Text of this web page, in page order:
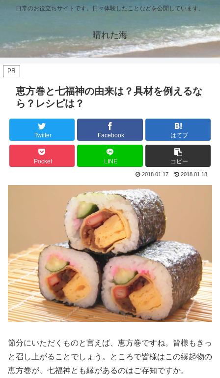
日常のお役立ちサイトです。日々体験したことなどを公開しています。
晴れた海
PR
恵方巻と七福神の由来は？具材を例えるな
ら？レシピは？
Twitter Facebook はてブ
Pocket LINE コピー
2018.01.17 2018.01.18
節分にいただくものと言えば、恵方巻ですね。皆様もきっ
と召し上がることでしょう。ところで皆様はこの縁起物の
恵方巻が、七福神とも縁があるのはご存知ですか。